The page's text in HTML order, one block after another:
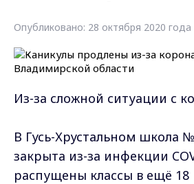
Опубликовано: 28 октября 2020 года
Из-за сложной ситуации с
В Гусь-Хрустальном школа
закрыта из-за инфекции
распущены классы в ещё 18